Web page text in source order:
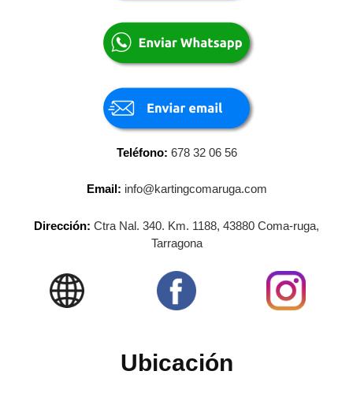
Teléfono: 678 32 06 56
Email: info@kartingcomaruga.com
Dirección: Ctra Nal. 340. Km. 1188, 43880 Coma-ruga,
Tarragona
Ubicación